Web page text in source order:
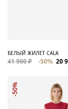
БЕЛЫЙ ЖИЛЕТ CALA
41 900 ₽ -50% 20
-50%